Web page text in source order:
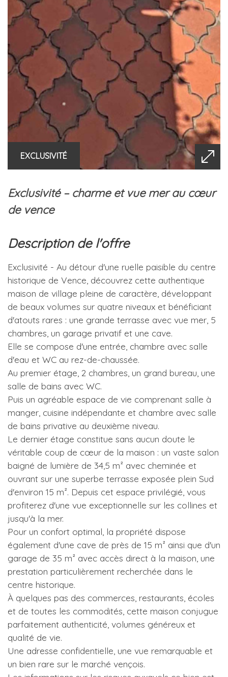
EXCLUSIVITÉ
exclusivité – charme et vue mer au cœur
de vence
description de l'offre
Exclusivité - Au détour d'une ruelle paisible du centre
historique de Vence, découvrez cette authentique
maison de village pleine de caractère, développant
de beaux volumes sur quatre niveaux et bénéficiant
d'atouts rares : une grande terrasse avec vue mer, 5
chambres, un garage privatif et une cave.
Elle se compose d'une entrée, chambre avec salle
d'eau et WC au rez-de-chaussée.
Au premier étage, 2 chambres, un grand bureau, une
salle de bains avec WC.
Puis un agréable espace de vie comprenant salle à
manger, cuisine indépendante et chambre avec salle
de bains privative au deuxième niveau.
Le dernier étage constitue sans aucun doute le
véritable coup de cœur de la maison : un vaste salon
baigné de lumière de 34,5 m² avec cheminée et
ouvrant sur une superbe terrasse exposée plein Sud
d'environ 15 m². Depuis cet espace privilégié, vous
profiterez d'une vue exceptionnelle sur les collines et
jusqu'à la mer.
Pour un confort optimal, la propriété dispose
également d'une cave de près de 15 m² ainsi que d'un
garage de 35 m² avec accès direct à la maison, une
prestation particulièrement recherchée dans le
centre historique.
À quelques pas des commerces, restaurants, écoles
et de toutes les commodités, cette maison conjugue
parfaitement authenticité, volumes généreux et
qualité de vie.
Une adresse confidentielle, une vue remarquable et
un bien rare sur le marché vençois.